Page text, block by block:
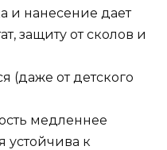
и нанесение дает
защиту от сколов и
(даже от детского
медленнее
устойчива к